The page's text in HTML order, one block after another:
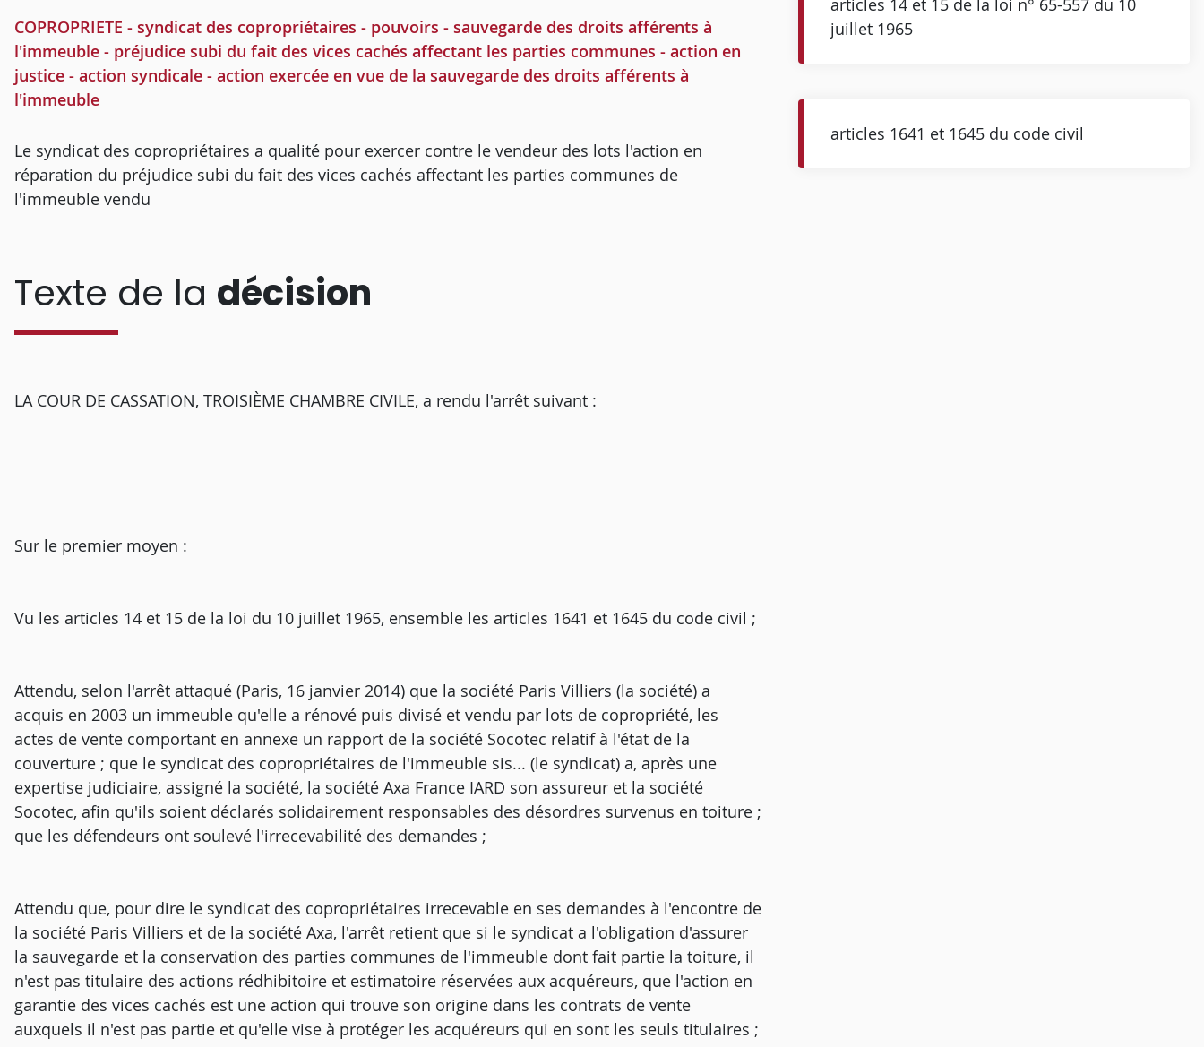
COPROPRIETE - syndicat des copropriétaires - pouvoirs - sauvegarde des droits afférents à
l'immeuble - préjudice subi du fait des vices cachés affectant les parties communes - action en
justice - action syndicale - action exercée en vue de la sauvegarde des droits afférents à
l'immeuble
Le syndicat des copropriétaires a qualité pour exercer contre le vendeur des lots l'action en
réparation du préjudice subi du fait des vices cachés affectant les parties communes de
l'immeuble vendu
Texte de la décision
LA COUR DE CASSATION, TROISIÈME CHAMBRE CIVILE, a rendu l'arrêt suivant :
Sur le premier moyen :
Vu les articles 14 et 15 de la loi du 10 juillet 1965, ensemble les articles 1641 et 1645 du code civil ;
Attendu, selon l'arrêt attaqué (Paris, 16 janvier 2014) que la société Paris Villiers (la société) a
acquis en 2003 un immeuble qu'elle a rénové puis divisé et vendu par lots de copropriété, les
actes de vente comportant en annexe un rapport de la société Socotec relatif à l'état de la
couverture ; que le syndicat des copropriétaires de l'immeuble sis... (le syndicat) a, après une
expertise judiciaire, assigné la société, la société Axa France IARD son assureur et la société
Socotec, afin qu'ils soient déclarés solidairement responsables des désordres survenus en toiture ;
que les défendeurs ont soulevé l'irrecevabilité des demandes ;
Attendu que, pour dire le syndicat des copropriétaires irrecevable en ses demandes à l'encontre de
la société Paris Villiers et de la société Axa, l'arrêt retient que si le syndicat a l'obligation d'assurer
la sauvegarde et la conservation des parties communes de l'immeuble dont fait partie la toiture, il
n'est pas titulaire des actions rédhibitoire et estimatoire réservées aux acquéreurs, que l'action en
garantie des vices cachés est une action qui trouve son origine dans les contrats de vente
auxquels il n'est pas partie et qu'elle vise à protéger les acquéreurs qui en sont les seuls titulaires ;
articles 14 et 15 de la loi n° 65-557 du 10
juillet 1965
articles 1641 et 1645 du code civil